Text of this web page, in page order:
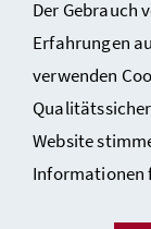
Der Gebrauch
Erfahrungen
verwenden
Website
Informationen